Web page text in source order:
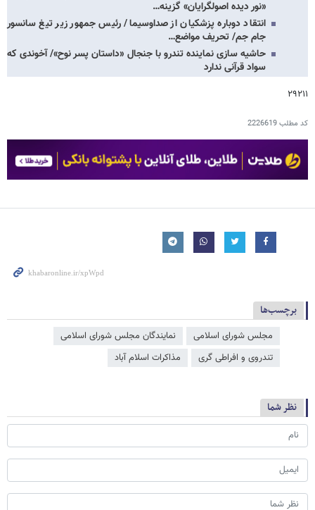
«نور دیده اصولگرایان» گزینه…
انتقاد دوباره پزشکیان از صداوسیما/ رئیس جمهور زیر تیغ سانسور
جام جم/ تحریف مواضع…
حاشیه سازی نماینده تندرو با جنجال «داستان پسر نوح»/ آخوندی که
سواد قرآنی ندارد
۲۹۲۱۱
کد مطلب2226619
برچسب‌ها
مجلس شورای اسلامی
نمایندگان مجلس شورای اسلامی
تندروی و افراطی گری
مذاکرات اسلام آباد
نظر شما